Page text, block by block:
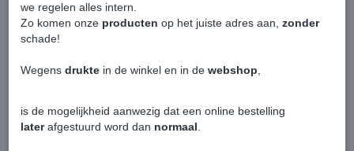
Door de perfecte pasvorm, zitten deze kappen als gegoten.
Eroverheen bekleden is geen probeem!
Niet toepasbaar voor de Caddy Maxi uitvoering.
we regelen alles intern.
Zo komen onze producten op het juiste adres aan, zonder
schade!
Wegens drukte in de winkel en in de webshop
is de mogelijkheid aanwezig dat een online bestelling
laterafgestuurd word dan normaal